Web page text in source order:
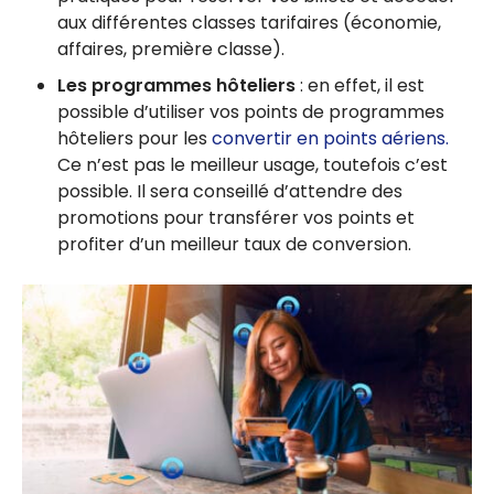
aux différentes classes tarifaires (économie,
affaires, première classe).
Les programmes hôteliers: en effet, il est
possible d’utiliser vos points de programmes
hôteliers pour les convertir en points aériens.
Ce n’est pas le meilleur usage, toutefois c’est
possible. Il sera conseillé d’attendre des
promotions pour transférer vos points et
profiter d’un meilleur taux de conversion.